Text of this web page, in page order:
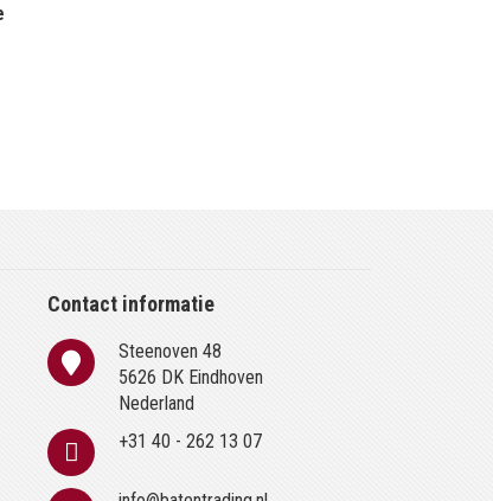
Contact informatie
Steenoven 48
5626 DK Eindhoven
Nederland
+31 40 - 262 13 07